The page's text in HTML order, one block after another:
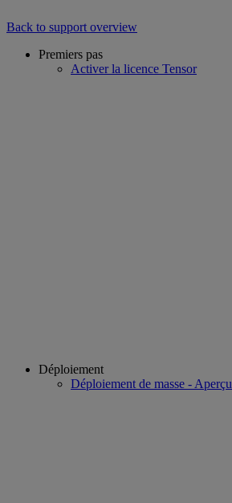
Back to support overview
Premiers pas
Activer la licence Tensor
Déploiement
Déploiement de masse - Aperçu